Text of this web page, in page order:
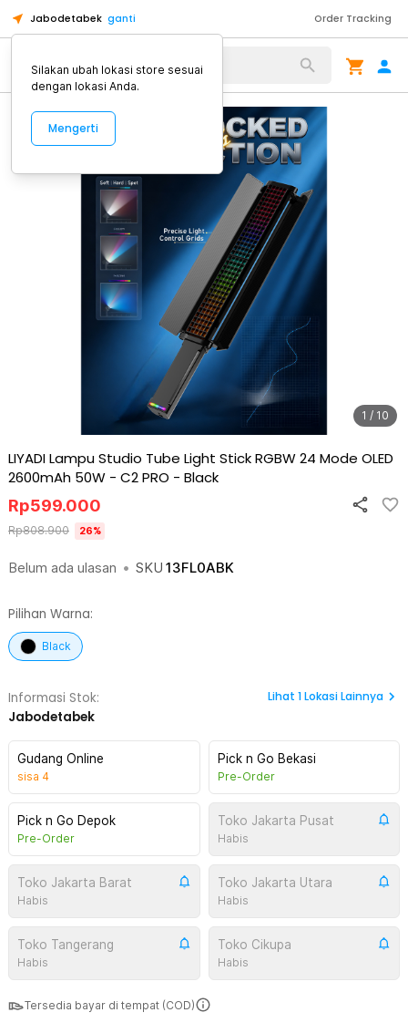
Jabodetabek ganti Order Tracking
Alat Kopi
1 / 10
LIYADI Lampu Studio Tube Light Stick RGBW 24 Mode OLED
2600mAh 50W - C2 PRO - Black
Belum ada ulasan • SKU 13FL0ABK
Rp599.000
Rp808.900 26%
Pilihan Warna:
Black
Informasi Stok:
Jabodetabek
Lihat 1Lokasi Lainnya
Gudang Online
sisa 4
Pick n Go Bekasi
Pre-Order
Pick n Go Depok
Pre-Order
Toko Jakarta Pusat
Habis
Toko Jakarta Barat
Habis
Toko Jakarta Utara
Habis
Toko Tangerang
Habis
Toko Cikupa
Habis
Tersedia bayar di tempat (COD)
Silakan ubah lokasi store sesuai
dengan lokasi Anda.
Mengerti